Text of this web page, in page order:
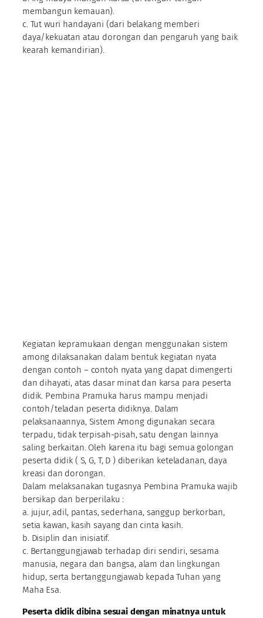
membangun kemauan).
c. Tut wuri handayani (dari belakang memberi
daya/kekuatan atau dorongan dan pengaruh yang baik
kearah kemandirian).
Kegiatan kepramukaan dengan menggunakan sistem
among dilaksanakan dalam bentuk kegiatan nyata
dengan contoh – contoh nyata yang dapat dimengerti
dan dihayati, atas dasar minat dan karsa para peserta
didik. Pembina Pramuka harus mampu menjadi
contoh/teladan peserta didiknya. Dalam
pelaksanaannya, Sistem Among digunakan secara
terpadu, tidak terpisah-pisah, satu dengan lainnya
saling berkaitan. Oleh karena itu bagi semua golongan
peserta didik ( S, G, T, D ) diberikan keteladanan, daya
kreasi dan dorongan.
Dalam melaksanakan tugasnya Pembina Pramuka wajib
bersikap dan berperilaku :
a. jujur, adil, pantas, sederhana, sanggup berkorban,
setia kawan, kasih sayang dan cinta kasih.
b. Disiplin dan inisiatif.
c. Bertanggungjawab terhadap diri sendiri, sesama
manusia, negara dan bangsa, alam dan lingkungan
hidup, serta bertanggungjawab kepada Tuhan yang
Maha Esa.
Peserta didik dibina sesuai dengan minatnya untuk